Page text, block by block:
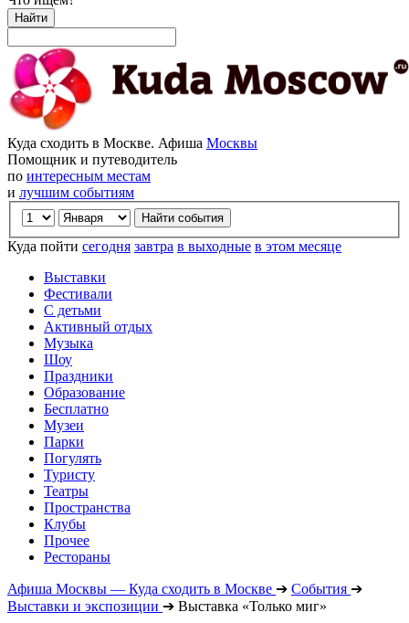
Найти
Куда сходить в Москве. Афиша Москвы
Помощник и путеводитель
по интересным местам
и лучшим событиям
Куда пойти сегодня завтра в выходные в этом месяце
Выставки
Фестивали
С детьми
Активный отдых
Музыка
Шоу
Праздники
Образование
Бесплатно
Музеи
Парки
Погулять
Туристу
Театры
Пространства
Клубы
Прочее
Рестораны
Афиша Москвы — Куда сходить в Москве ➔ События ➔
Выставки и экспозиции ➔ Выставка «Только миг»